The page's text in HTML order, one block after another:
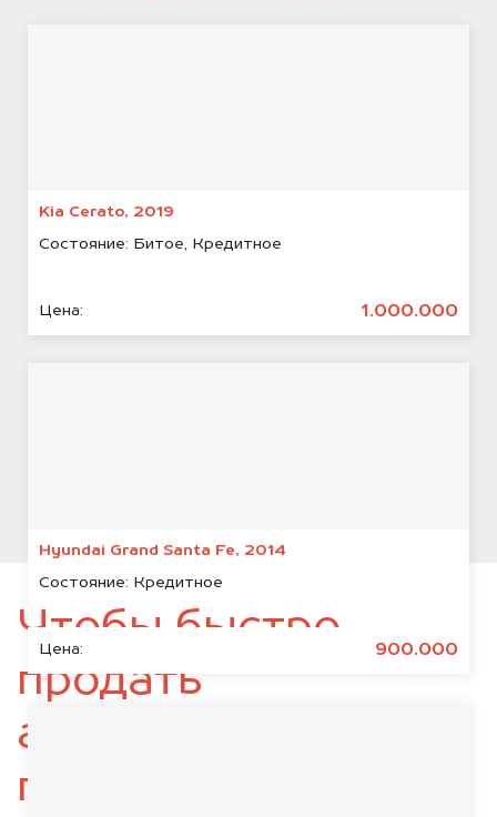
Kia Cerato, 2019
Состояние: Битое, Кредитное
Цена: 1.000.000
Hyundai Grand Santa Fe, 2014
Состояние: Кредитное
Цена: 900.000
Чтобы быстро
продать
автомобиль,
подготовьте